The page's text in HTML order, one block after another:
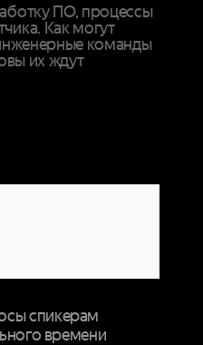
ПО, процессы
Как могут
команды
их ждут
спикерам
времени